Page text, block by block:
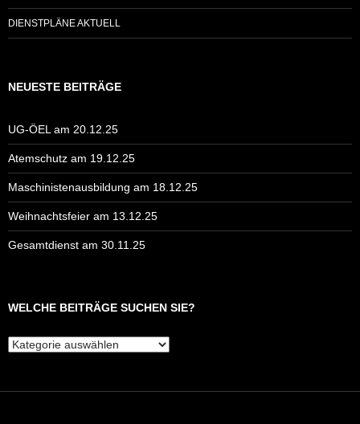
DIENSTPLÄNE AKTUELL
NEUESTE BEITRÄGE
UG-ÖEL am 20.12.25
Atemschutz am 19.12.25
Maschinistenausbildung am 18.12.25
Weihnachtsfeier am 13.12.25
Gesamtdienst am 30.11.25
WELCHE BEITRÄGE SUCHEN SIE?
Welche